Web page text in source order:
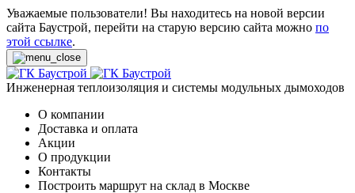
Уважаемые пользователи! Вы находитесь на новой версии
сайта Баустрой, перейти на старую версию сайта можно по
этой ссылке.
Инженерная теплоизоляция и системы модульных дымоходов
О компании
Доставка и оплата
Акции
О продукции
Контакты
Построить маршрут на склад в Москве